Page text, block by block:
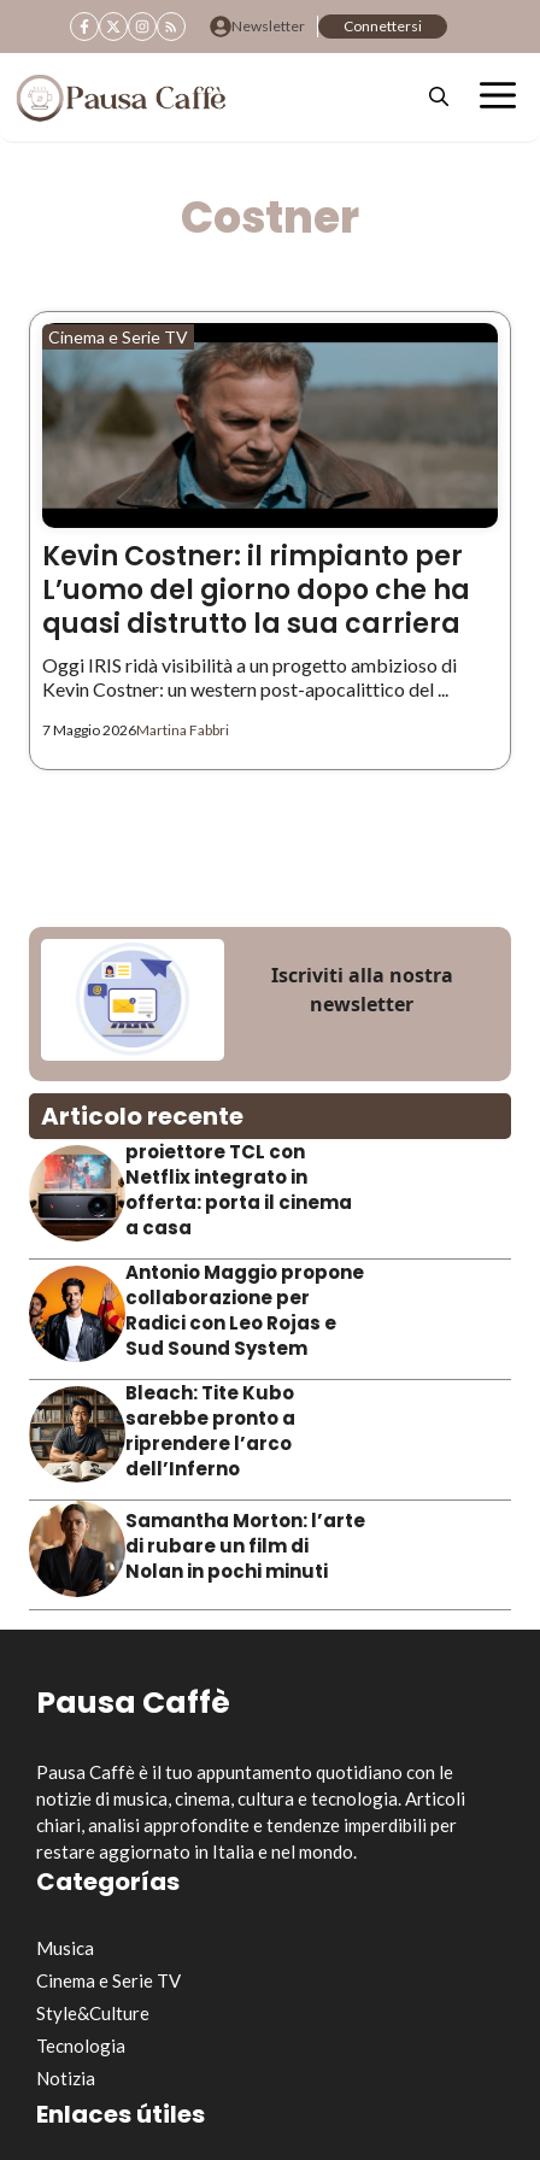
al
contenuto
Newsletter Connettersi
Costner
Cinema e Serie TV
Kevin Costner: il rimpianto per
L’uomo del giorno dopo che ha
quasi distrutto la sua carriera
Oggi IRIS ridà visibilità a un progetto ambizioso di
Kevin Costner: un western post-apocalittico del ...
7 Maggio 2026Martina Fabbri
Iscriviti alla nostra
newsletter
Articolo recente
proiettore TCL con
Netflix integrato in
offerta: porta il cinema
a casa
Antonio Maggio propone
collaborazione per
Radici con Leo Rojas e
Sud Sound System
Bleach: Tite Kubo
sarebbe pronto a
riprendere l’arco
dell’Inferno
Samantha Morton: l’arte
di rubare un film di
Nolan in pochi minuti
Pausa Caffè
Pausa Caffè è il tuo appuntamento quotidiano con le
notizie di musica, cinema, cultura e tecnologia. Articoli
chiari, analisi approfondite e tendenze imperdibili per
restare aggiornato in Italia e nel mondo.
Categorías
Musica
Cinema e Serie TV
Style&Culture
Tecnologia
Notizia
Enlaces útiles